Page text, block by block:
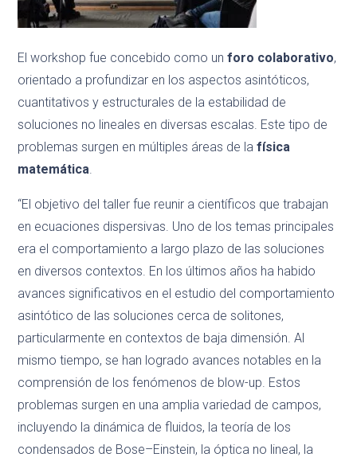
El workshop fue concebido como unforo colaborativo,
orientado a profundizar en los aspectos asintóticos,
cuantitativos y estructurales de la estabilidad de
soluciones no lineales en diversas escalas. Este tipo de
problemas surgen en múltiples áreas de lafísica
matemática.
“El objetivo del taller fue reunir a científicos que trabajan
en ecuaciones dispersivas. Uno de los temas principales
era el comportamiento a largo plazo de las soluciones
en diversos contextos. En los últimos años ha habido
avances significativos en el estudio del comportamiento
asintótico de las soluciones cerca de solitones,
particularmente en contextos de baja dimensión. Al
mismo tiempo, se han logrado avances notables en la
comprensión de los fenómenos de blow-up. Estos
problemas surgen en una amplia variedad de campos,
incluyendo la dinámica de fluidos, la teoría de los
condensados de Bose–Einstein, la óptica no lineal, la